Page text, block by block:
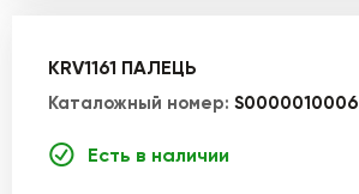
KRV1161 ПАЛЕЦЬ
Каталожный номер: S0000010006
Есть в наличии